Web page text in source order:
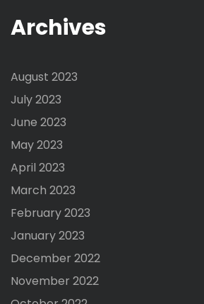
Archives
August 2023
July 2023
June 2023
May 2023
April 2023
March 2023
February 2023
January 2023
December 2022
November 2022